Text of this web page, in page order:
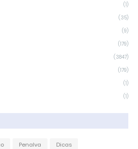
(1)
(35)
(9)
(179)
(3847)
(179)
(1)
(1)
Penalva
Dicas